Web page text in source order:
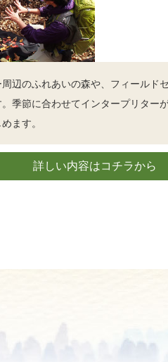
辺のふれあいの森や、フィールド
季節に合わせてインタープリター
ます。
詳しい内容はコチラから